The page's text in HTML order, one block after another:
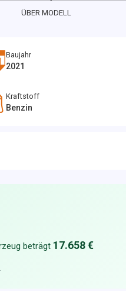
ÜBER MODELL
Baujahr
2021
Kraftstoff
Benzin
beträgt 17.658 €